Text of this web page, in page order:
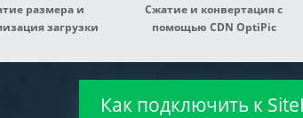
размера и
загрузки
Сжатие и конвертация с
помощью CDN OptiPic
Как подключить к